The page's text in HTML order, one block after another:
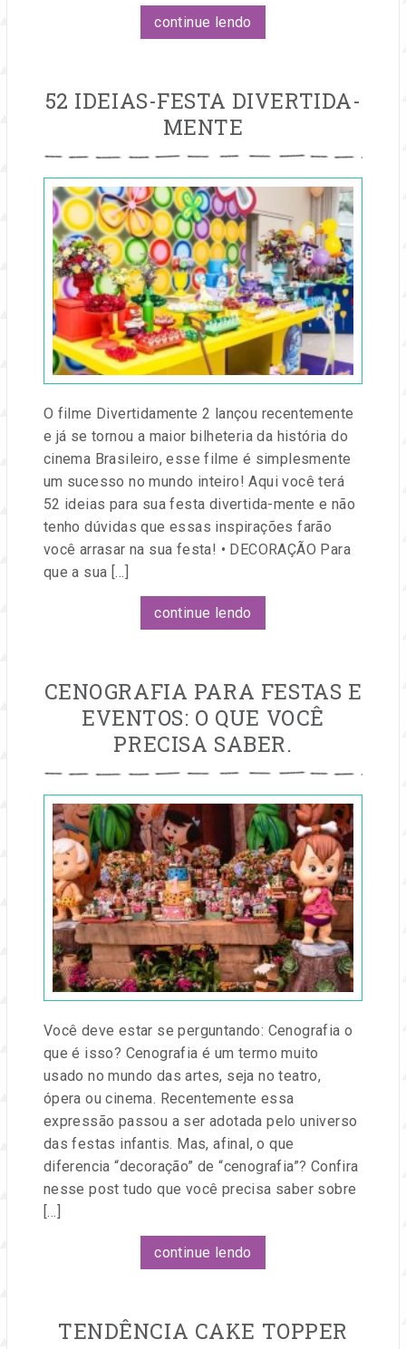
continue lendo
52 IDEIAS-FESTA DIVERTIDA-
MENTE
Publicado
em
17
jul,
2024por
Entre
na
Festa
O filme Divertidamente 2 lançou recentemente
e já se tornou a maior bilheteria da história do
cinema Brasileiro, esse filme é simplesmente
um sucesso no mundo inteiro! Aqui você terá
52 ideias para sua festa divertida-mente e não
tenho dúvidas que essas inspirações farão
você arrasar na sua festa! • DECORAÇÃO Para
que a sua […]
continue lendo
CENOGRAFIA PARA FESTAS E
EVENTOS: O QUE VOCÊ
PRECISA SABER.
Publicado
em
11
mar,
2020por
Entre
na
Festa
Você deve estar se perguntando: Cenografia o
que é isso? Cenografia é um termo muito
usado no mundo das artes, seja no teatro,
ópera ou cinema. Recentemente essa
expressão passou a ser adotada pelo universo
das festas infantis. Mas, afinal, o que
diferencia “decoração” de “cenografia”? Confira
nesse post tudo que você precisa saber sobre
[…]
continue lendo
TENDÊNCIA CAKE TOPPER